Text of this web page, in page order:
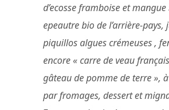
d’ecosse framboise et mangue
epeautre bio de l’arrière-pays,
piquillos algues crémeuses ,
encore « carre de veau
gâteau de pomme de terre »,
par fromages, dessert et